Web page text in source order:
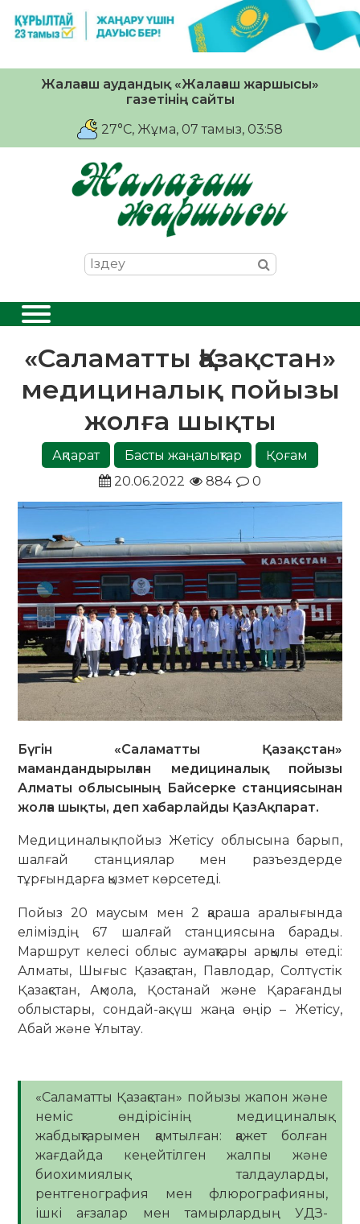
Жалағаш аудандық «Жалағаш жаршысы»
газетінің сайты
27°C, Жұма, 07 тамыз, 03:58
«Саламатты Қазақстан»
медициналық пойызы
жолға шықты
Ақпарат Басты жаңалықтар
Қоғам
20.06.2022
884 0
Бүгін «Саламатты Қазақстан»
мамандандырылған медициналық пойызы
Алматы облысының Байсерке станциясынан
жолға шықты, деп хабарлайды ҚазАқпарат.
Медициналық пойыз Жетісу облысына барып,
шалғай станциялар мен разъездерде
тұрғындарға қызмет көрсетеді.
Пойыз 20 маусым мен 2 қараша аралығында
еліміздің 67 шалғай станциясына барады.
Маршрут келесі облыс аумақтары арқылы өтеді:
Алматы, Шығыс Қазақстан, Павлодар, Солтүстік
Қазақстан, Ақмола, Қостанай және Қарағанды
облыстары, сондай-ақ үш жаңа өңір – Жетісу,
Абай және Ұлытау.
«Саламатты Қазақстан» пойызы жапон және
неміс өндірісінің медициналық
жабдықтарымен қамтылған: қажет болған
жағдайда кеңейтілген жалпы және
биохимиялық талдауларды,
рентгенография мен флюрографияны,
ішкі ағзалар мен тамырлардың УДЗ-